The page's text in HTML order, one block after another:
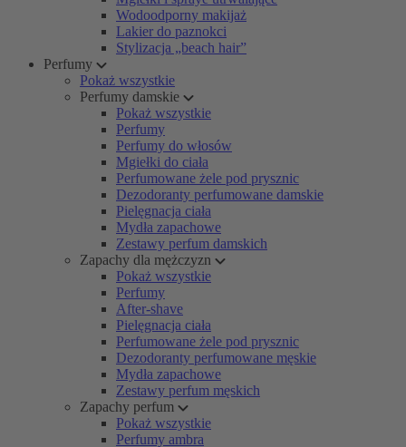
Wodoodporny makijaż
Lakier do paznokci
Stylizacja „beach hair”
Perfumy
Pokaż wszystkie
Perfumy damskie
Pokaż wszystkie
Perfumy
Perfumy do włosów
Mgiełki do ciała
Perfumowane żele pod prysznic
Dezodoranty perfumowane damskie
Pielęgnacja ciała
Mydła zapachowe
Zestawy perfum damskich
Zapachy dla mężczyzn
Pokaż wszystkie
Perfumy
After-shave
Pielęgnacja ciała
Perfumowane żele pod prysznic
Dezodoranty perfumowane męskie
Mydła zapachowe
Zestawy perfum męskich
Zapachy perfum
Pokaż wszystkie
Perfumy ambra